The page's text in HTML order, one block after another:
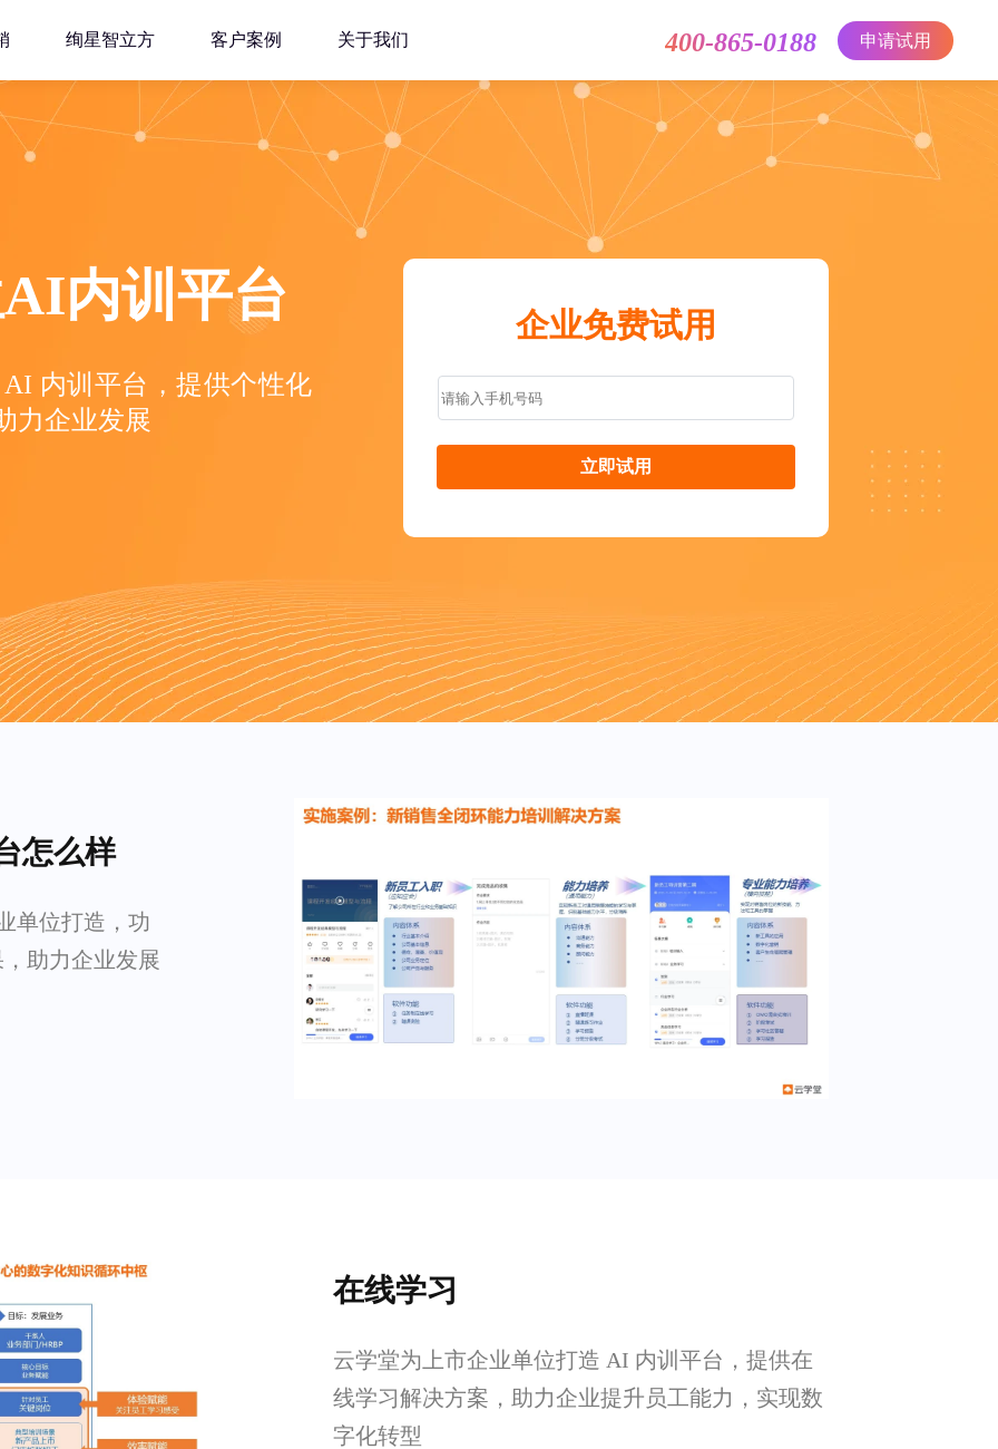
绚星智立方 客户案例 关于我们 400-865-0188 申请试用
内训平台
内训平台，提供个性化
力企业发展
企业免费试用
立即试用
怎么样
单位打造，功
助力企业发展
在线学习
云学堂为上市企业单位打造 AI 内训平台，提供在
线学习解决方案，助力企业提升员工能力，实现数
字化转型